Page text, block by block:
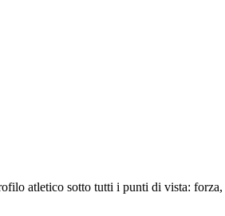
atletico sotto tutti i punti di vista: